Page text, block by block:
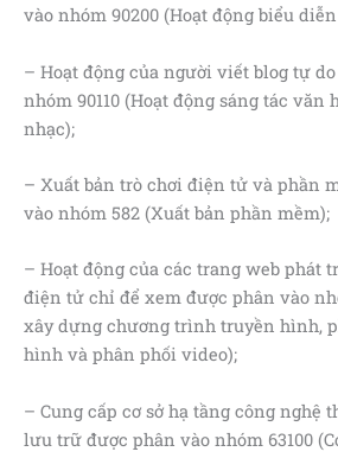
vào nhóm 90200 (Hoạt động biểu
– Hoạt động của người viết blog tự
nhóm 90110 (Hoạt động sáng tác văn
nhạc);
– Xuất bản trò chơi điện tử và phần
vào nhóm 582 (Xuất bản phần mềm);
– Hoạt động của các trang web phát
điện tử chỉ để xem được phân vào
xây dựng chương trình truyền hình,
hình và phân phối video);
– Cung cấp cơ sở hạ tầng công nghệ
lưu trữ được phân vào nhóm 63100